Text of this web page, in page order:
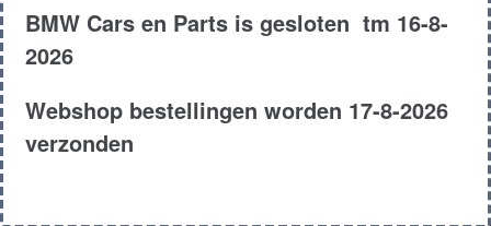
Kleur :
309 - Arktissilber
Carroserie : Sedan
BMW Cars en Parts is gesloten tm 16-8-
2026
Webshop bestellingen worden 17-8-2026
verzonden